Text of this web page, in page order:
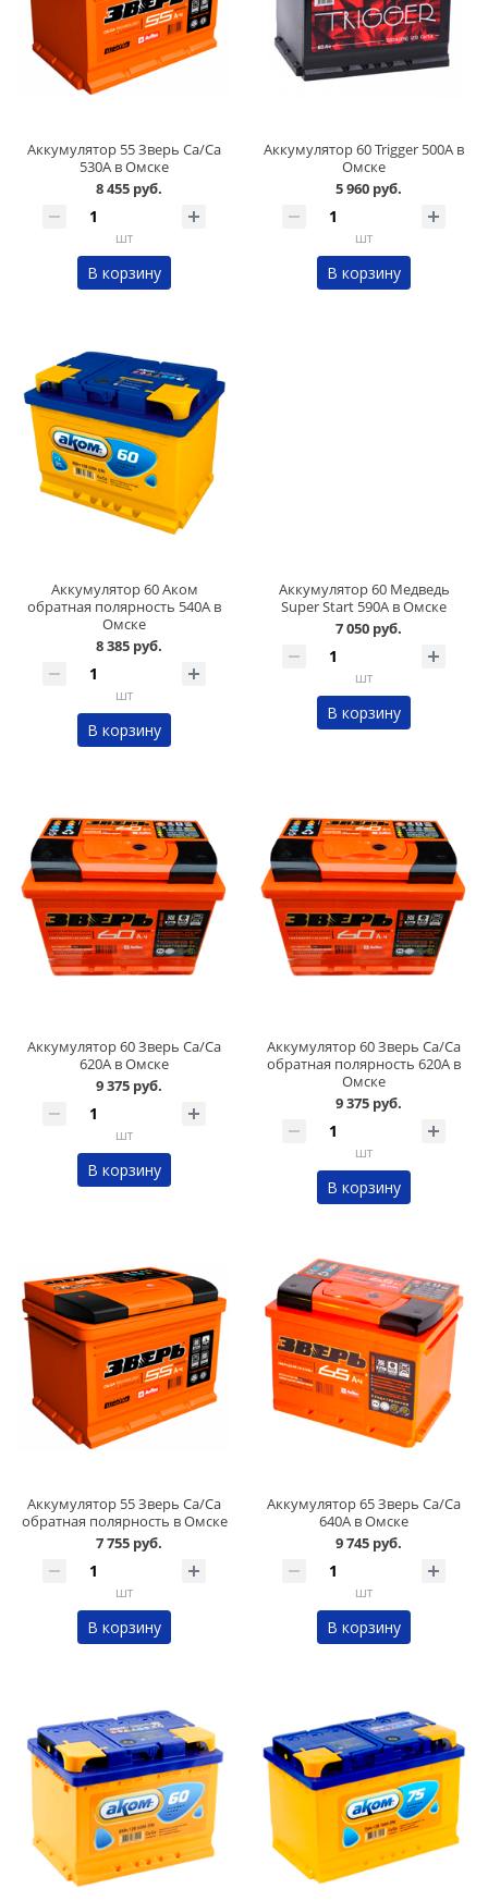
Аккумулятор 55 Зверь Ca/Ca
530А в Омске
8 455 руб.
шт
В корзину
Аккумулятор 60 Trigger 500А в
Омске
5 960 руб.
шт
В корзину
Аккумулятор 60 Аком
обратная полярность 540А в
Омске
8 385 руб.
шт
В корзину
Аккумулятор 60 Медведь
Super Start 590А в Омске
7 050 руб.
шт
В корзину
Аккумулятор 60 Зверь Ca/Ca
620А в Омске
9 375 руб.
шт
В корзину
Аккумулятор 60 Зверь Ca/Ca
обратная полярность 620А в
Омске
9 375 руб.
шт
В корзину
Аккумулятор 55 Зверь Ca/Ca
обратная полярность в Омске
7 755 руб.
шт
В корзину
Аккумулятор 65 Зверь Ca/Ca
640А в Омске
9 745 руб.
шт
В корзину